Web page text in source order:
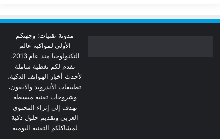
مدونة تقنيات: وجهتكم
الأولى لمواكبة عالم
التكنولوجيا منذ عام 2013.
نقدم لكم تغطية شاملة
لأحدث أخبار الهواتف الذكية،
تطبيقات الأندرويد والآيفون،
وشروحات تقنية مبسطة
تهدف إلى إثراء المحتوى
العربي وتقديم حلول ذكية
لمشاكلكم التقنية اليومية